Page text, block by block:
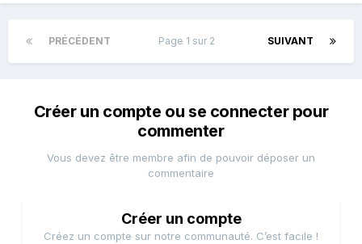
PRÉCÉDENT SUIVANT
Page 1 sur 2
Créer un compte ou se connecter pour
commenter
Vous devez être membre afin de pouvoir déposer un
commentaire
Créer un compte
Créez un compte sur notre communauté. C’est facile !